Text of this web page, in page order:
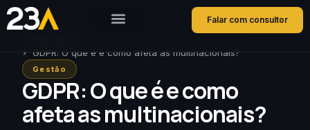
Falar com consultor
GDPR: O que é e como afeta as multinacionais?
Gestão
GDPR: O que é e como
afeta as multinacionais?